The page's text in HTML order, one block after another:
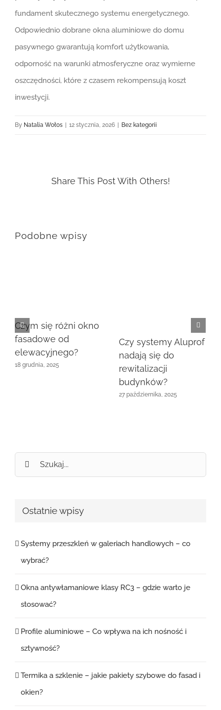
fundament skutecznego systemu energetycznego.
Odpowiednio dobrane okna aluminiowe do domu
pasywnego gwarantują komfort użytkowania,
odporność na warunki atmosferyczne oraz wymierne
oszczędności, które z czasem rekompensują koszt
inwestycji.
By Natalia Wołos 12 stycznia, 2026 Bez kategorii
Share This Post With Others!
Podobne wpisy
Czym się różni okno
fasadowe od
elewacyjnego?
18 grudnia, 2025
Czy systemy Aluprof
nadają się do
rewitalizacji
budynków?
27 października, 2025
Szukaj
Ostatnie wpisy
Systemy przeszkleń w galeriach handlowych – co
wybrać?
Okna antywłamaniowe klasy RC3 – gdzie warto je
stosować?
Profile aluminiowe – Co wpływa na ich nośność i
sztywność?
Termika a szklenie – jakie pakiety szybowe do fasad i
okien?